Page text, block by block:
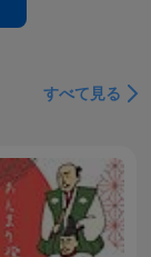
すべて見る